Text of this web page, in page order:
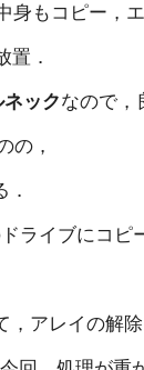
サ
置．
ックなので，
の，
ライブにコピ
，アレイの解除